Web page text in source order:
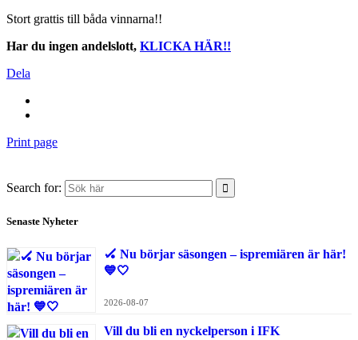
Stort grattis till båda vinnarna!!
Har du ingen andelslott, KLICKA HÄR!!
Dela
Print page
Search for:
Senaste Nyheter
🏑 Nu börjar säsongen – ispremiären är här!
💙🤍
2026-08-07
Vill du bli en nyckelperson i IFK